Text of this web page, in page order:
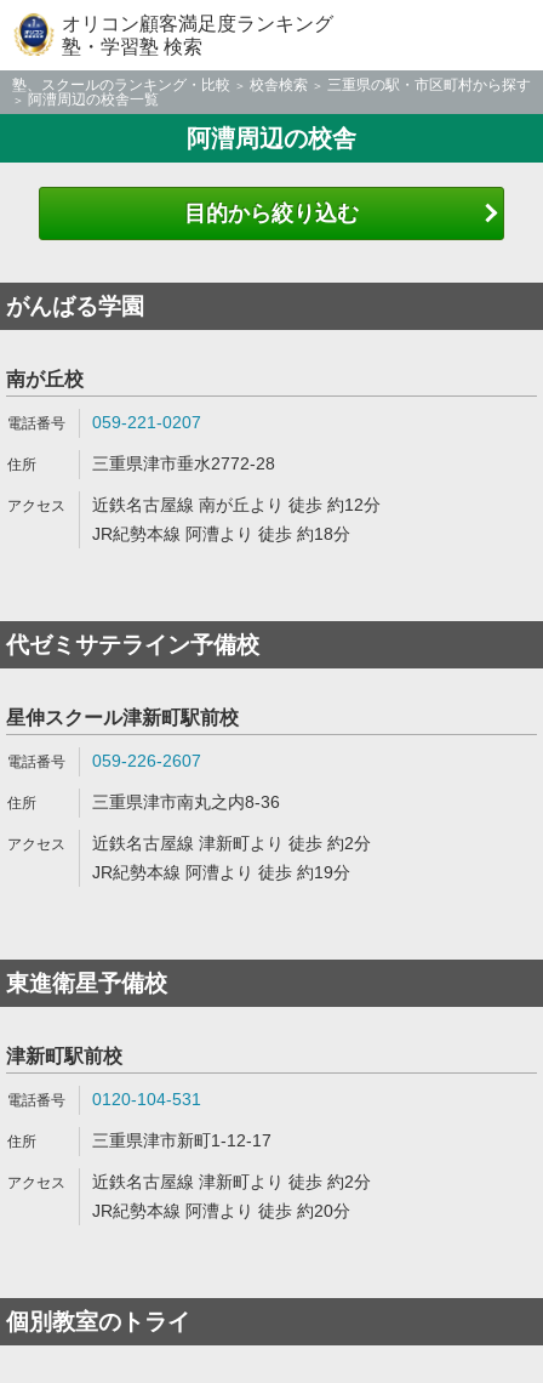
オリコン顧客満足度ランキング
塾・学習塾 検索
塾、スクールのランキング・比較 校舎検索
三重県の駅・市区町村から探す
阿漕周辺の校舎一覧
阿漕周辺の校舎
目的から絞り込む
がんばる学園
南が丘校
059-221-0207
三重県津市垂水2772-28
近鉄名古屋線 南が丘より 徒歩 約12分
JR紀勢本線 阿漕より 徒歩 約18分
代ゼミサテライン予備校
星伸スクール津新町駅前校
059-226-2607
三重県津市南丸之内8-36
近鉄名古屋線 津新町より 徒歩 約2分
JR紀勢本線 阿漕より 徒歩 約19分
東進衛星予備校
津新町駅前校
0120-104-531
三重県津市新町1-12-17
近鉄名古屋線 津新町より 徒歩 約2分
JR紀勢本線 阿漕より 徒歩 約20分
個別教室のトライ